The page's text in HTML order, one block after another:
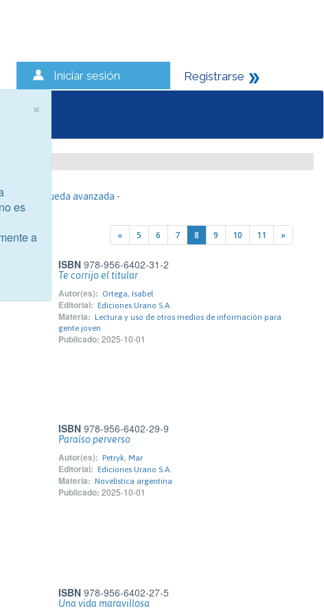
Iniciar sesión Registrarse
- Búsqueda avanzada -
« 5 6 7 8 9 10 11 »
ISBN 978-956-6402-31-2
Te corrijo el titular
Autor(es): Ortega, Isabel
Editorial: Ediciones Urano S.A.
Materia: Lectura y uso de otros medios de información para
gente joven
Publicado: 2025-10-01
ISBN 978-956-6402-29-9
Paraíso perverso
Autor(es): Petryk, Mar
Editorial: Ediciones Urano S.A.
Materia: Novelística argentina
Publicado: 2025-10-01
ISBN 978-956-6402-27-5
Una vida maravillosa
×
es
a